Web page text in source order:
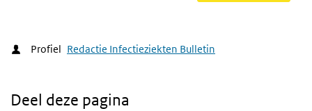
Profiel Redactie Infectieziekten Bulletin
Deel deze pagina